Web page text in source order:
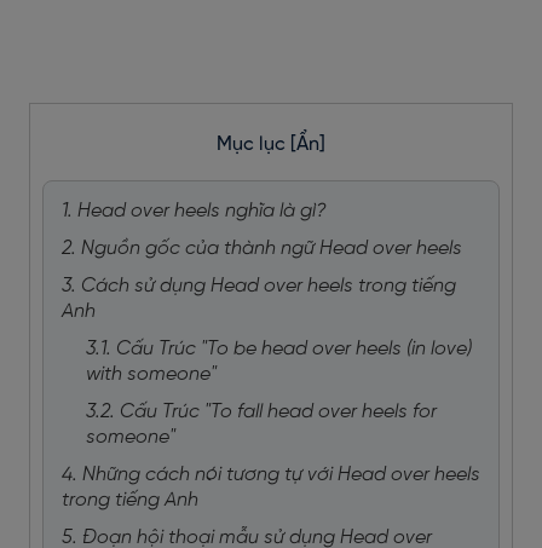
Mục lục [Ẩn]
1. Head over heels nghĩa là gì?
2. Nguồn gốc của thành ngữ Head over heels
3. Cách sử dụng Head over heels trong tiếng
Anh
3.1. Cấu Trúc "To be head over heels (in love)
with someone"
3.2. Cấu Trúc "To fall head over heels for
someone"
4. Những cách nói tương tự với Head over heels
trong tiếng Anh
5. Đoạn hội thoại mẫu sử dụng Head over